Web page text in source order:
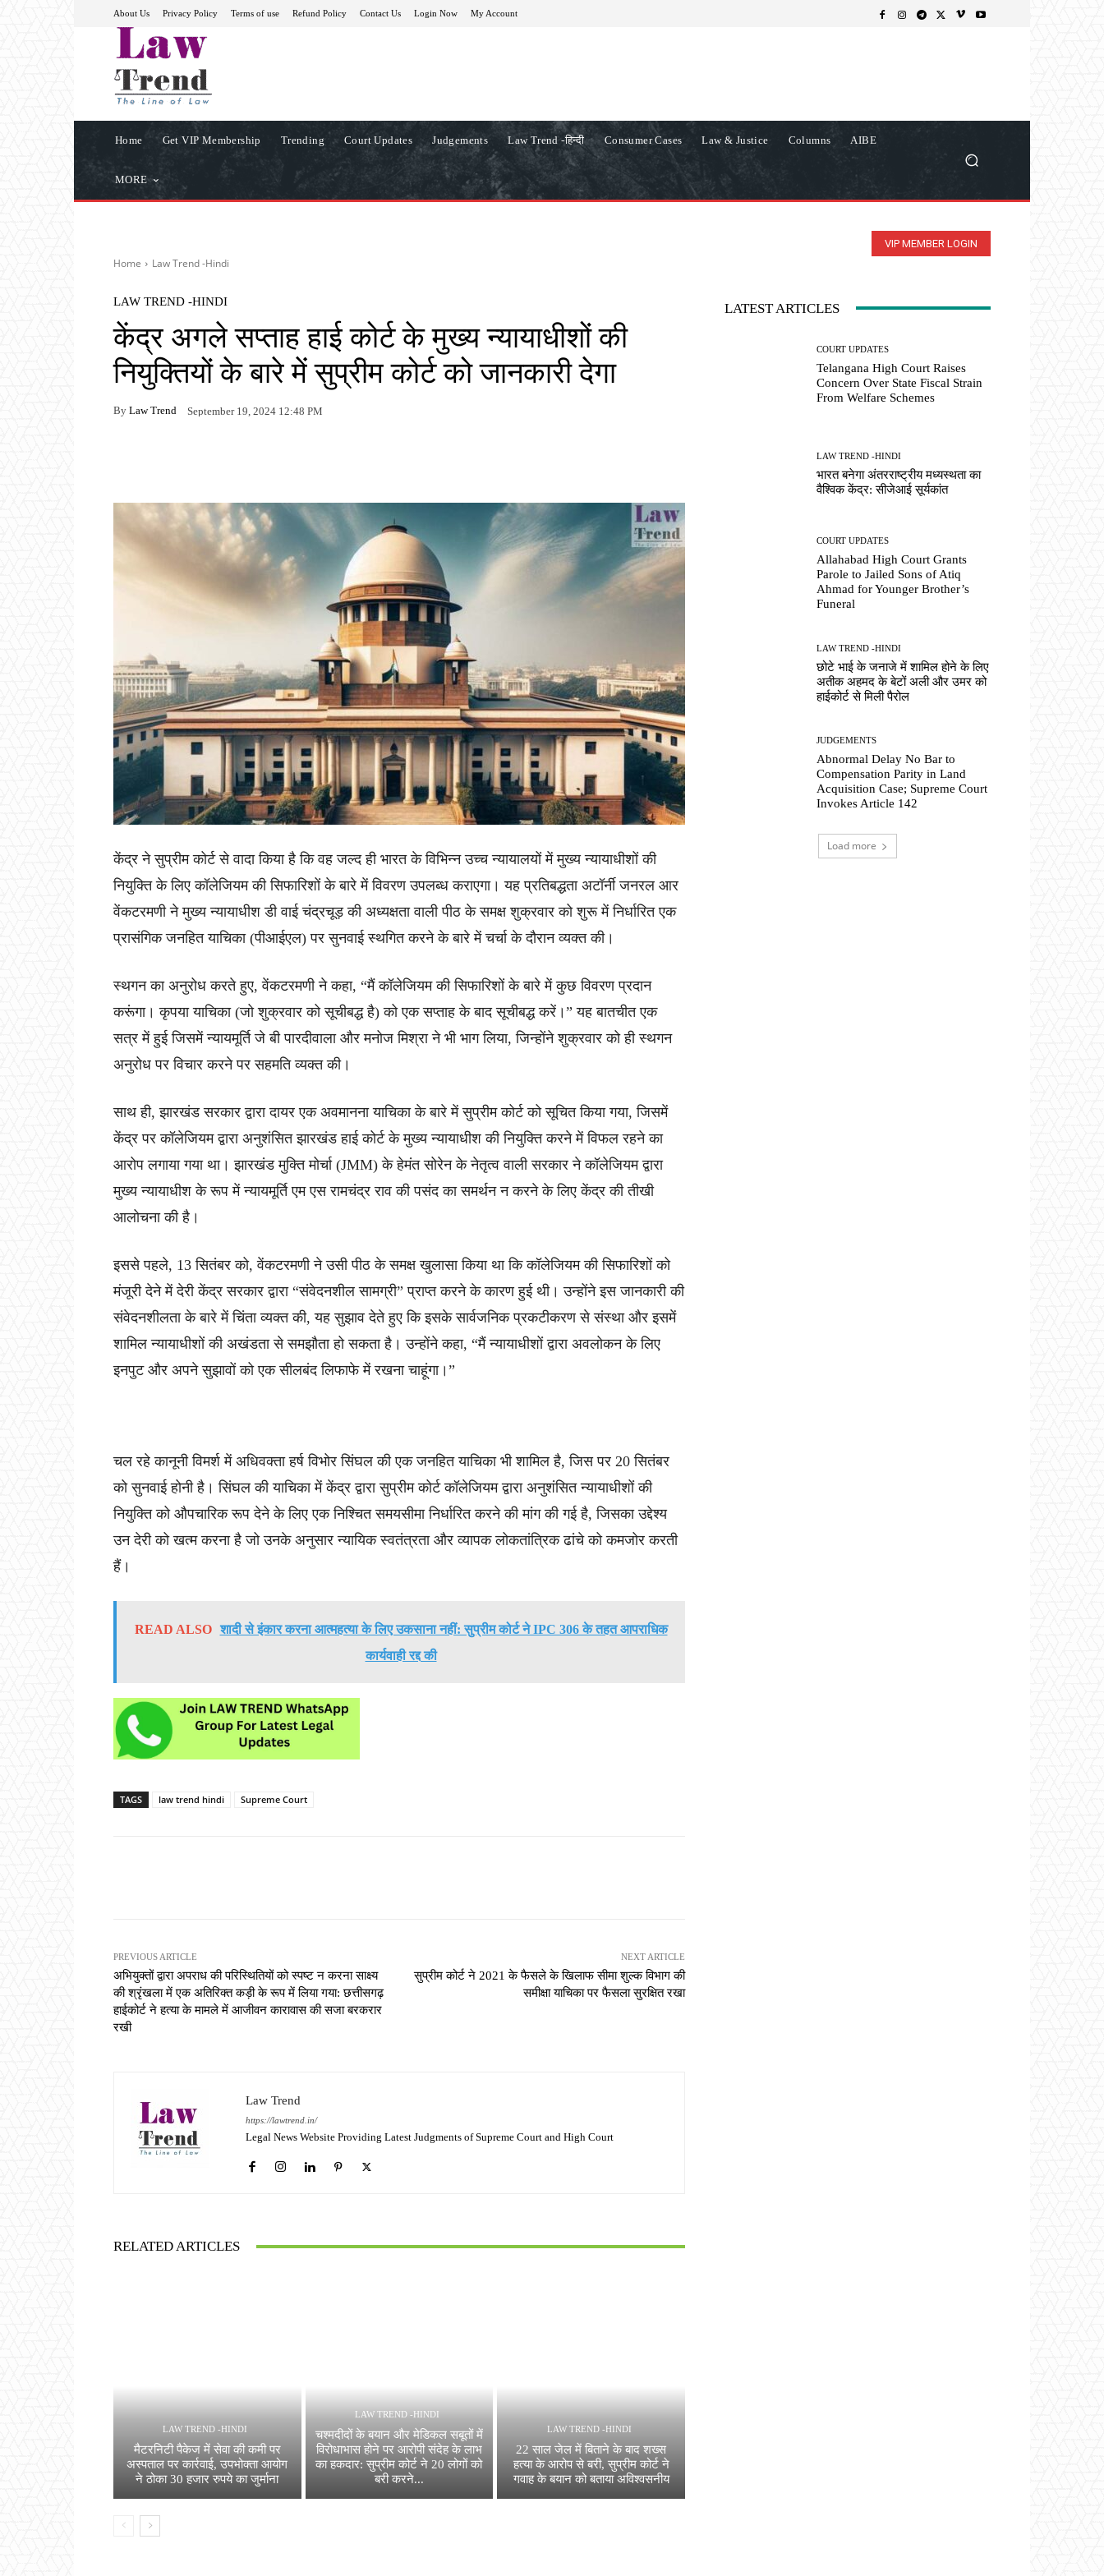
About Us Privacy Policy Terms of use Refund Policy Contact Us Login Now My Account
Home Get VIP Membership Trending Court Updates Judgements Law Trend -हिन्दी Consumer Cases Law & Justice Columns AIBE
MORE
VIP MEMBER LOGIN
Home Law Trend -Hindi
LAW TREND -HINDI
केंद्र अगले सप्ताह हाई कोर्ट के मुख्य न्यायाधीशों की
नियुक्तियों के बारे में सुप्रीम कोर्ट को जानकारी देगा
By Law Trend September 19, 2024 12:48 PM
केंद्र ने सुप्रीम कोर्ट से वादा किया है कि वह जल्द ही भारत के विभिन्न उच्च न्यायालयों में मुख्य न्यायाधीशों की
नियुक्ति के लिए कॉलेजियम की सिफारिशों के बारे में विवरण उपलब्ध कराएगा। यह प्रतिबद्धता अटॉर्नी जनरल आर
वेंकटरमणी ने मुख्य न्यायाधीश डी वाई चंद्रचूड़ की अध्यक्षता वाली पीठ के समक्ष शुक्रवार को शुरू में निर्धारित एक
प्रासंगिक जनहित याचिका (पीआईएल) पर सुनवाई स्थगित करने के बारे में चर्चा के दौरान व्यक्त की।
स्थगन का अनुरोध करते हुए, वेंकटरमणी ने कहा, “मैं कॉलेजियम की सिफारिशों के बारे में कुछ विवरण प्रदान
करूंगा। कृपया याचिका (जो शुक्रवार को सूचीबद्ध है) को एक सप्ताह के बाद सूचीबद्ध करें।” यह बातचीत एक
सत्र में हुई जिसमें न्यायमूर्ति जे बी पारदीवाला और मनोज मिश्रा ने भी भाग लिया, जिन्होंने शुक्रवार को ही स्थगन
अनुरोध पर विचार करने पर सहमति व्यक्त की।
साथ ही, झारखंड सरकार द्वारा दायर एक अवमानना ​​याचिका के बारे में सुप्रीम कोर्ट को सूचित किया गया, जिसमें
केंद्र पर कॉलेजियम द्वारा अनुशंसित झारखंड हाई कोर्ट के मुख्य न्यायाधीश की नियुक्ति करने में विफल रहने का
आरोप लगाया गया था। झारखंड मुक्ति मोर्चा (JMM) के हेमंत सोरेन के नेतृत्व वाली सरकार ने कॉलेजियम द्वारा
मुख्य न्यायाधीश के रूप में न्यायमूर्ति एम एस रामचंद्र राव की पसंद का समर्थन न करने के लिए केंद्र की तीखी
आलोचना की है।
इससे पहले, 13 सितंबर को, वेंकटरमणी ने उसी पीठ के समक्ष खुलासा किया था कि कॉलेजियम की सिफारिशों को
मंजूरी देने में देरी केंद्र सरकार द्वारा “संवेदनशील सामग्री” प्राप्त करने के कारण हुई थी। उन्होंने इस जानकारी की
संवेदनशीलता के बारे में चिंता व्यक्त की, यह सुझाव देते हुए कि इसके सार्वजनिक प्रकटीकरण से संस्था और इसमें
शामिल न्यायाधीशों की अखंडता से समझौता हो सकता है। उन्होंने कहा, “मैं न्यायाधीशों द्वारा अवलोकन के लिए
इनपुट और अपने सुझावों को एक सीलबंद लिफाफे में रखना चाहूंगा।”
चल रहे कानूनी विमर्श में अधिवक्ता हर्ष विभोर सिंघल की एक जनहित याचिका भी शामिल है, जिस पर 20 सितंबर
को सुनवाई होनी है। सिंघल की याचिका में केंद्र द्वारा सुप्रीम कोर्ट कॉलेजियम द्वारा अनुशंसित न्यायाधीशों की
नियुक्ति को औपचारिक रूप देने के लिए एक निश्चित समयसीमा निर्धारित करने की मांग की गई है, जिसका उद्देश्य
उन देरी को खत्म करना है जो उनके अनुसार न्यायिक स्वतंत्रता और व्यापक लोकतांत्रिक ढांचे को कमजोर करती
हैं।
READ ALSO शादी से इंकार करना आत्महत्या के लिए उकसाना नहीं: सुप्रीम कोर्ट ने IPC 306 के तहत आपराधिक
कार्यवाही रद्द की
TAGS law trend hindi Supreme Court
PREVIOUS ARTICLE
अभियुक्तों द्वारा अपराध की परिस्थितियों को स्पष्ट न करना साक्ष्य
की श्रृंखला में एक अतिरिक्त कड़ी के रूप में लिया गया: छत्तीसगढ़
हाईकोर्ट ने हत्या के मामले में आजीवन कारावास की सजा बरकरार
रखी
NEXT ARTICLE
सुप्रीम कोर्ट ने 2021 के फैसले के खिलाफ सीमा शुल्क विभाग की
समीक्षा याचिका पर फैसला सुरक्षित रखा
Law Trend
https://lawtrend.in/
Legal News Website Providing Latest Judgments of Supreme Court and High Court
RELATED ARTICLES
LAW TREND -HINDI
मैटरनिटी पैकेज में सेवा की कमी पर
अस्पताल पर कार्रवाई, उपभोक्ता आयोग
ने ठोका 30 हजार रुपये का जुर्माना
LAW TREND -HINDI
चश्मदीदों के बयान और मेडिकल सबूतों में
विरोधाभास होने पर आरोपी संदेह के लाभ
का हकदार: सुप्रीम कोर्ट ने 20 लोगों को
बरी करने...
LAW TREND -HINDI
22 साल जेल में बिताने के बाद शख्स
हत्या के आरोप से बरी, सुप्रीम कोर्ट ने
गवाह के बयान को बताया अविश्वसनीय
LATEST ARTICLES
COURT UPDATES
Telangana High Court Raises
Concern Over State Fiscal Strain
From Welfare Schemes
LAW TREND -HINDI
भारत बनेगा अंतरराष्ट्रीय मध्यस्थता का
वैश्विक केंद्र: सीजेआई सूर्यकांत
COURT UPDATES
Allahabad High Court Grants
Parole to Jailed Sons of Atiq
Ahmad for Younger Brother’s
Funeral
LAW TREND -HINDI
छोटे भाई के जनाजे में शामिल होने के लिए
अतीक अहमद के बेटों अली और उमर को
हाईकोर्ट से मिली पैरोल
JUDGEMENTS
Abnormal Delay No Bar to
Compensation Parity in Land
Acquisition Case; Supreme Court
Invokes Article 142
Load more